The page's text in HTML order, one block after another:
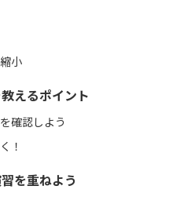
小
えるポイント
確認しよう
！
を重ねよう